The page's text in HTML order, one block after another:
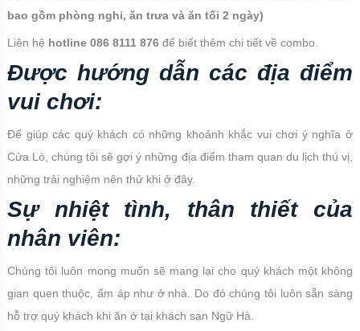
bao gồm phòng nghỉ, ăn trưa và ăn tối 2 ngày)
Liên hệ hotline 086 8111 876 để biết thêm chi tiết về combo.
Được hướng dẫn các địa điểm
vui chơi:
Để giúp các quý khách có những khoảnh khắc vui chơi ý nghĩa ở
Cửa Lò, chúng tôi sẽ gợi ý những địa điểm tham quan du lịch thú vị,
những trải nghiệm nên thử khi ở đây.
Sự nhiệt tình, thân thiết của
nhân viên:
Chúng tôi luôn mong muốn sẽ mang lại cho quý khách một không
gian quen thuộc, ấm áp như ở nhà. Do đó chúng tôi luôn sẵn sàng
hỗ trợ quý khách khi ăn ở tại khách sạn Ngữ Hà.